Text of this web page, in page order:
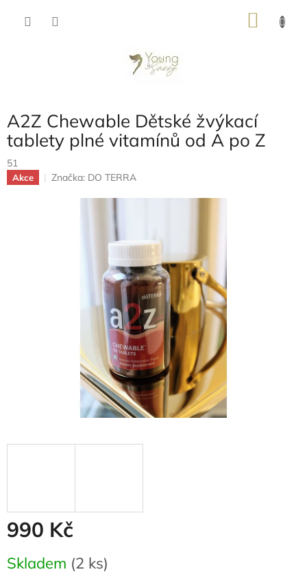
A2Z Chewable Dětské žvýkací
tablety plné vitamínů od A po Z
51
Akce Značka: DO TERRA
990 Kč
cena:
Skladem (2 ks)